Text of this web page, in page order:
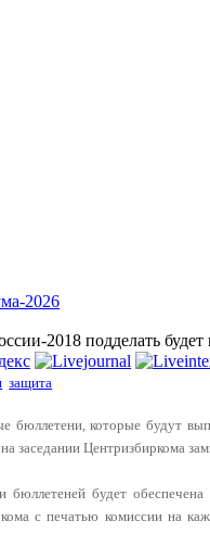
2026
2018 подделать
защита
бюллетени, которые будут
заседании Центризбиркома
бюллетеней будет
с печатью комиссии на